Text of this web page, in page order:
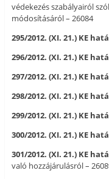
védekezés szabályairól
módosításáról – 26084
295/2012. (XI. 21.) KE
296/2012. (XI. 21.) KE
297/2012. (XI. 21.) KE
298/2012. (XI. 21.) KE
299/2012. (XI. 21.) KE
300/2012. (XI. 21.) KE
301/2012. (XI. 21.) KE
való hozzájárulásról –